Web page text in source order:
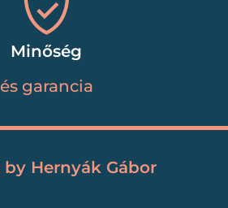
Minőség
és garancia
Hernyák Gábor